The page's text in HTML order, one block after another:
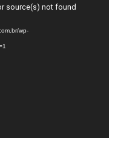
source(s) not found
wp-